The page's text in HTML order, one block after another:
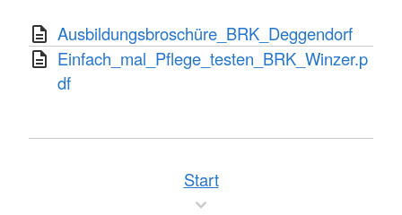
Ausbildungsbroschüre_BRK_Deggendorf
Einfach_mal_Pflege_testen_BRK_Winzer.p
df
Start